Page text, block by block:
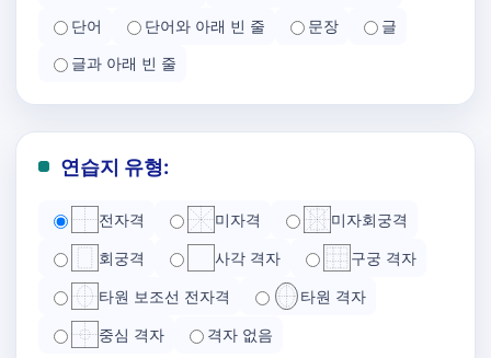
단어
단어와 아래 빈 줄 문장
글
글과 아래 빈 줄
연습지 유형:
전자격 미자격 미자회궁격
회궁격 사각 격자 구궁 격자
타원 보조선 전자격 타원 격자
중심 격자 격자 없음